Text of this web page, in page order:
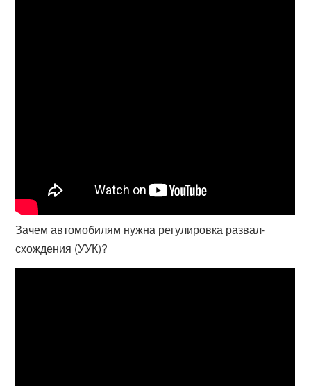
Зачем автомобилям нужна регулировка развал-
схождения (УУК)?